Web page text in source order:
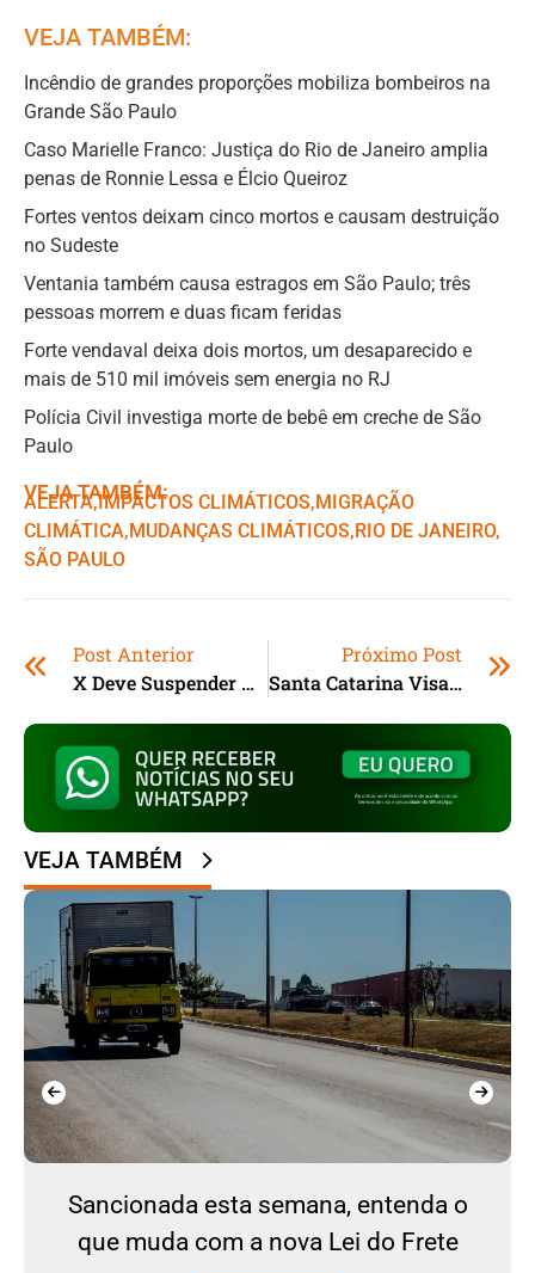
VEJA TAMBÉM:
Incêndio de grandes proporções mobiliza bombeiros na
Grande São Paulo
Caso Marielle Franco: Justiça do Rio de Janeiro amplia
penas de Ronnie Lessa e Élcio Queiroz
Fortes ventos deixam cinco mortos e causam destruição
no Sudeste
Ventania também causa estragos em São Paulo; três
pessoas morrem e duas ficam feridas
Forte vendaval deixa dois mortos, um desaparecido e
mais de 510 mil imóveis sem energia no RJ
Polícia Civil investiga morte de bebê em creche de São
Paulo
VEJA TAMBÉM:
ALERTA,ㅤIMPACTOS CLIMÁTICOS,ㅤMIGRAÇÃO
CLIMÁTICA,ㅤMUDANÇAS CLIMÁTICOS,ㅤRIO DE JANEIRO,ㅤ
SÃO PAULO
Post Anterior
X Deve Suspender Acessos No Brasil
Próximo Post
Santa Catarina Visa A Economia Verde
VEJA TAMBÉM
Sancionada esta semana, entenda o
que muda com a nova Lei do Frete